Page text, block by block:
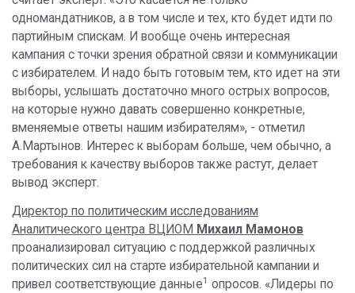
одномандатников, а в том числе и тех, кто будет идти по
партийным спискам. И вообще очень интересная
кампания с точки зрения обратной связи и коммуникации
с избирателем. И надо быть готовым тем, кто идет на эти
выборы, услышать достаточно много острых вопросов,
на которые нужно давать совершенно конкретные,
вменяемые ответы нашим избирателям», - отметил
А.Мартынов. Интерес к выборам больше, чем обычно, а
требования к качеству выборов также растут, делает
вывод эксперт.
Директор по политическим исследованиям
Аналитического центра ВЦИОМ Михаил Мамонов
проанализировал ситуацию с поддержкой различных
политических сил на старте избирательной кампании и
привел соответствующие данные1 опросов. «Лидеры по